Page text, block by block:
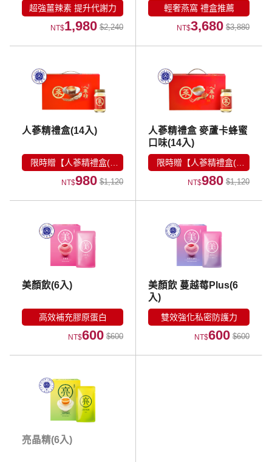
超強薑辣素 提升代謝力
NT$1,980 $2,240
輕奢燕窩 禮盒推薦
NT$3,680 $3,880
人蔘精禮盒(14入)
限時贈【人蔘精禮盒(7
入)】
NT$980 $1,120
人蔘精禮盒 麥蘆卡蜂蜜
口味(14入)
限時贈【人蔘精禮盒(7
入)】
NT$980 $1,120
美顏飲(6入)
高效補充膠原蛋白
NT$600 $600
美顏飲 蔓越莓Plus(6
入)
雙效強化私密防護力
NT$600 $600
亮晶精(6入)